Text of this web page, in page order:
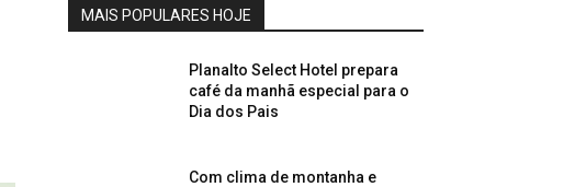
MAIS POPULARES HOJE
Planalto Select Hotel prepara
café da manhã especial para o
Dia dos Pais
Com clima de montanha e